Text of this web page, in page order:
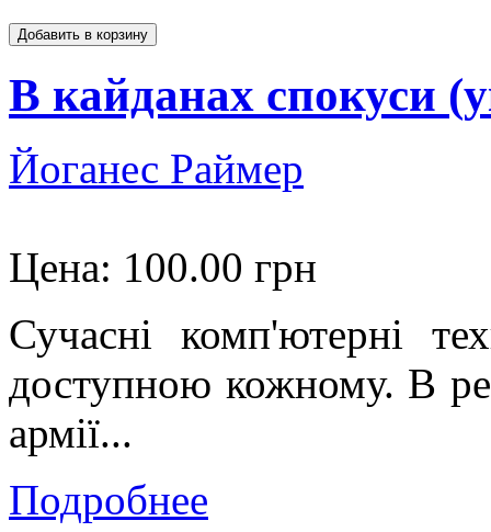
В кайданах спокуси
Йоганес Раймер
Цена: 100.00 грн
Сучасні комп'ютерні
доступною кожному. В
армії...
Подробнее